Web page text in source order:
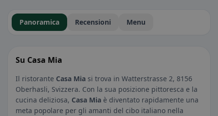
Panoramica Recensioni Menu
Su Casa Mia
Il ristorante Casa Mia si trova in Watterstrasse 2, 8156
Oberhasli, Svizzera. Con la sua posizione pittoresca e la
cucina deliziosa, Casa Mia è diventato rapidamente una
meta popolare per gli amanti del cibo italiano nella